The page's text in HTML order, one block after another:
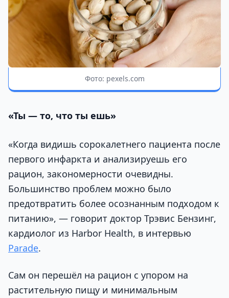
Фото: pexels.com
«Ты — то, что ты ешь»
«Когда видишь сорокалетнего пациента после
первого инфаркта и анализируешь его
рацион, закономерности очевидны.
Большинство проблем можно было
предотвратить более осознанным подходом к
питанию», — говорит доктор Трэвис Бензинг,
кардиолог из Harbor Health, в интервью
Parade.
Сам он перешёл на рацион с упором на
растительную пищу и минимальным